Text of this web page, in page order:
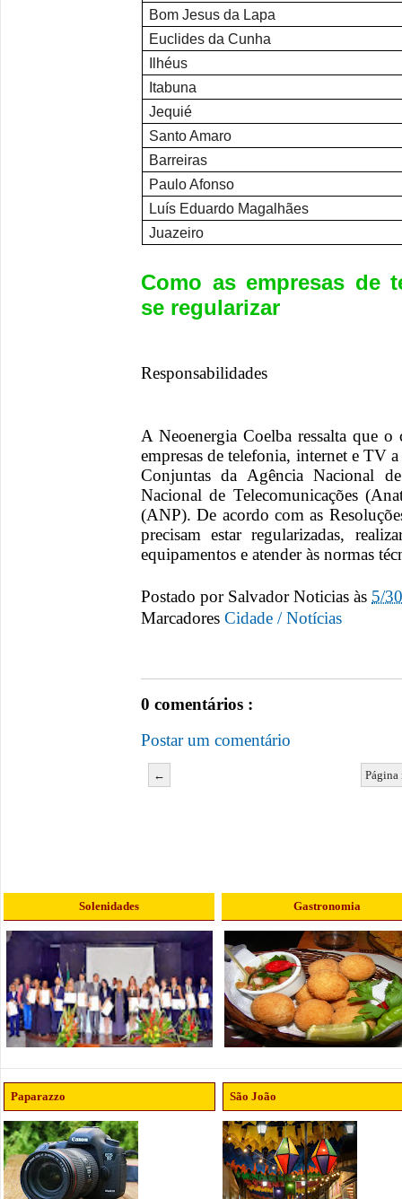
Bom Jesus da Lapa
Euclides da Cunha
Ilhéus
Itabuna
Jequié
Santo Amaro
Barreiras
Paulo Afonso
Luís Eduardo Magalhães
Juazeiro
Como as empresas de
se regularizar
Responsabilidades
A Neoenergia Coelba ressalta que
empresas de telefonia, internet e TV
Conjuntas da Agência Nacional
Nacional de Telecomunicações
(ANP). De acordo com as
precisam estar regularizadas,
equipamentos e atender às normas
Postado por Salvador Noticias às 5/
Marcadores Cidade / Notícias
0 comentários :
Postar um comentário
←
Solenidades Gastronomia
Paparazzo São João